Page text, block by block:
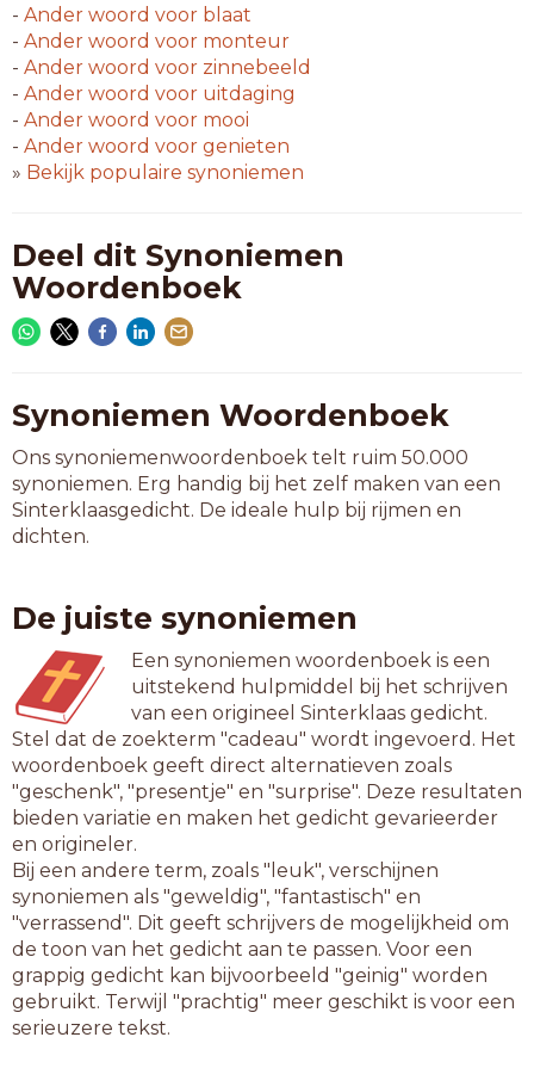
- Ander woord voor blaat
- Ander woord voor monteur
- Ander woord voor zinnebeeld
- Ander woord voor uitdaging
- Ander woord voor mooi
- Ander woord voor genieten
» Bekijk populaire synoniemen
Deel dit Synoniemen
Woordenboek
Synoniemen Woordenboek
Ons synoniemenwoordenboek telt ruim 50.000
synoniemen. Erg handig bij het zelf maken van een
Sinterklaasgedicht. De ideale hulp bij rijmen en
dichten.
De juiste synoniemen
Een synoniemen woordenboek is een
uitstekend hulpmiddel bij het schrijven
van een origineel Sinterklaas gedicht.
Stel dat de zoekterm "cadeau" wordt ingevoerd. Het
woordenboek geeft direct alternatieven zoals
"geschenk", "presentje" en "surprise". Deze resultaten
bieden variatie en maken het gedicht gevarieerder
en origineler.
Bij een andere term, zoals "leuk", verschijnen
synoniemen als "geweldig", "fantastisch" en
"verrassend". Dit geeft schrijvers de mogelijkheid om
de toon van het gedicht aan te passen. Voor een
grappig gedicht kan bijvoorbeeld "geinig" worden
gebruikt. Terwijl "prachtig" meer geschikt is voor een
serieuzere tekst.